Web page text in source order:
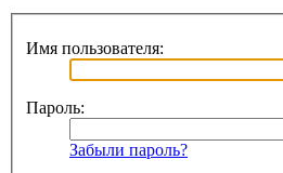
Имя пользователя:
Пароль:
Забыли пароль?